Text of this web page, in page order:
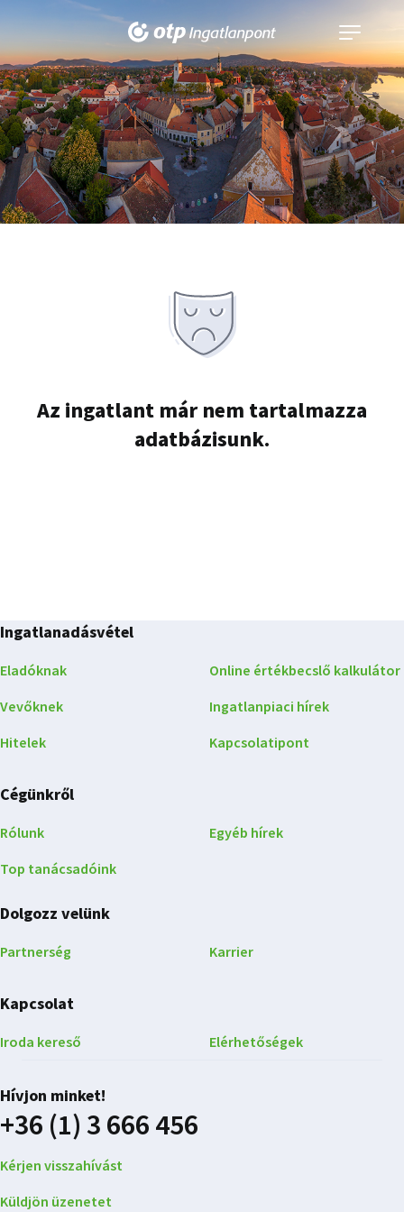
Navigáció
kinyitása
Az ingatlant már nem tartalmazza
adatbázisunk.
Ingatlanadásvétel
Eladóknak
Vevőknek
Hitelek
Online értékbecslő kalkulátor
Ingatlanpiaci hírek
Kapcsolatipont
Cégünkről
Rólunk
Top tanácsadóink
Egyéb hírek
Dolgozz velünk
Partnerség Karrier
Kapcsolat
Iroda kereső Elérhetőségek
Hívjon minket!
+36 (1) 3 666 456
Kérjen visszahívást
Küldjön üzenetet